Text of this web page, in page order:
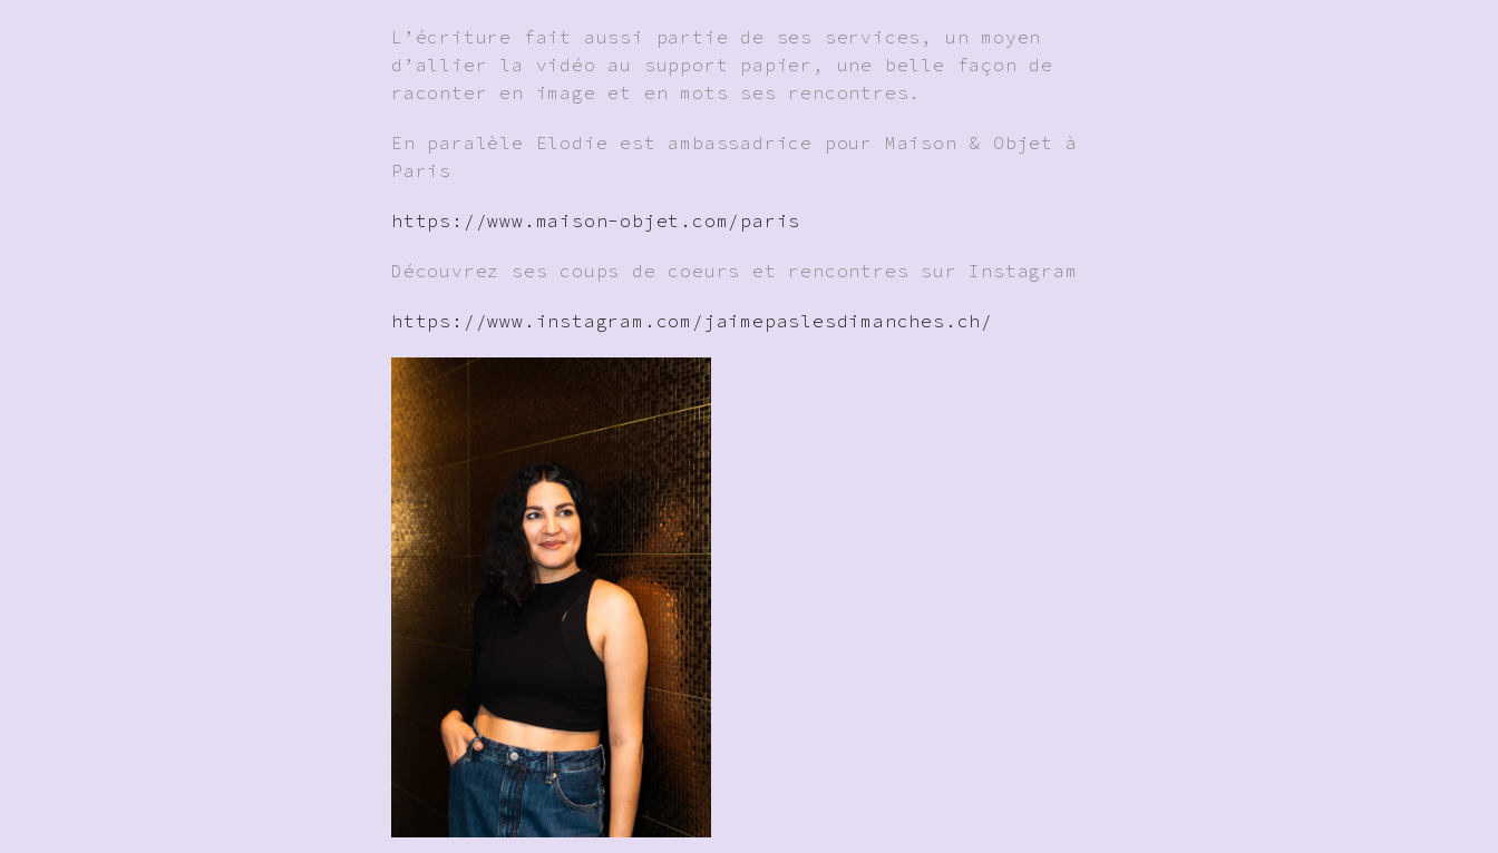
L’écriture fait aussi partie de ses services, un moyen
d’allier la vidéo au support papier, une belle façon de
raconter en image et en mots ses rencontres.
En paralèle Elodie est ambassadrice pour Maison & Objet à
Paris
https://www.maison-objet.com/paris
Découvrez ses coups de coeurs et rencontres sur Instagram
https://www.instagram.com/jaimepaslesdimanches.ch/